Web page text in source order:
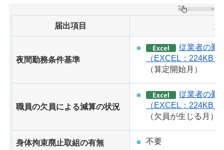
届出項目 添
夜間勤務条件基準
従業者の勤
（EXCEL：224KB）
（算定開始月）
職員の欠員による減算の状況
従業者の勤
（EXCEL：224KB）
（欠員が生じる月）
身体拘束廃止取組の有無 不要